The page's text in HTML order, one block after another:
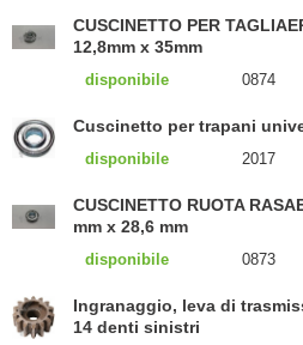
CUSCINETTO PER
12,8mm x 35mm
disponibile 0874
Cuscinetto per trapani
disponibile 2017
CUSCINETTO RUOTA
mm x 28,6 mm
disponibile 0873
Ingranaggio, leva di
14 denti sinistri